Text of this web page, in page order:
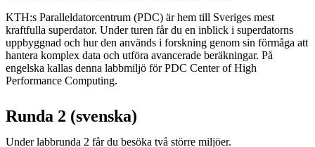
KTH:s Paralleldatorcentrum (PDC) är hem till Sveriges mest
kraftfulla superdator. Under turen får du en inblick i superdatorns
uppbyggnad och hur den används i forskning genom sin förmåga att
hantera komplex data och utföra avancerade beräkningar. På
engelska kallas denna labbmiljö för PDC Center of High
Performance Computing.
Runda 2 (svenska)
Under labbrunda 2 får du besöka två större miljöer.